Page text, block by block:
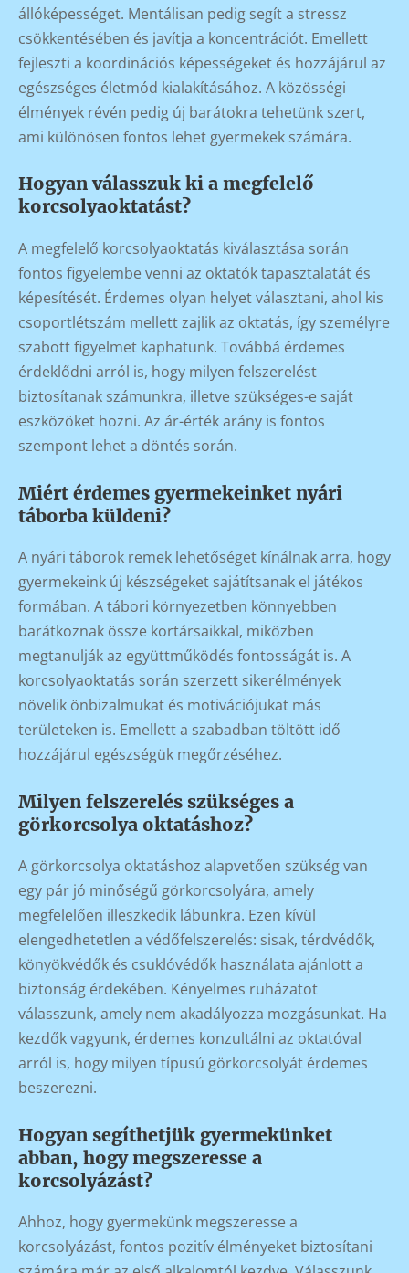
állóképességet. Mentálisan pedig segít a stressz
csökkentésében és javítja a koncentrációt. Emellett
fejleszti a koordinációs képességeket és hozzájárul az
egészséges életmód kialakításához. A közösségi
élmények révén pedig új barátokra tehetünk szert,
ami különösen fontos lehet gyermekek számára.
Hogyan válasszuk ki a megfelelő
korcsolyaoktatást?
A megfelelő korcsolyaoktatás kiválasztása során
fontos figyelembe venni az oktatók tapasztalatát és
képesítését. Érdemes olyan helyet választani, ahol kis
csoportlétszám mellett zajlik az oktatás, így személyre
szabott figyelmet kaphatunk. Továbbá érdemes
érdeklődni arról is, hogy milyen felszerelést
biztosítanak számunkra, illetve szükséges-e saját
eszközöket hozni. Az ár-érték arány is fontos
szempont lehet a döntés során.
Miért érdemes gyermekeinket nyári
táborba küldeni?
A nyári táborok remek lehetőséget kínálnak arra, hogy
gyermekeink új készségeket sajátítsanak el játékos
formában. A tábori környezetben könnyebben
barátkoznak össze kortársaikkal, miközben
megtanulják az együttműködés fontosságát is. A
korcsolyaoktatás során szerzett sikerélmények
növelik önbizalmukat és motivációjukat más
területeken is. Emellett a szabadban töltött idő
hozzájárul egészségük megőrzéséhez.
Milyen felszerelés szükséges a
görkorcsolya oktatáshoz?
A görkorcsolya oktatáshoz alapvetően szükség van
egy pár jó minőségű görkorcsolyára, amely
megfelelően illeszkedik lábunkra. Ezen kívül
elengedhetetlen a védőfelszerelés: sisak, térdvédők,
könyökvédők és csuklóvédők használata ajánlott a
biztonság érdekében. Kényelmes ruházatot
válasszunk, amely nem akadályozza mozgásunkat. Ha
kezdők vagyunk, érdemes konzultálni az oktatóval
arról is, hogy milyen típusú görkorcsolyát érdemes
beszerezni.
Hogyan segíthetjük gyermekünket
abban, hogy megszeresse a
korcsolyázást?
Ahhoz, hogy gyermekünk megszeresse a
korcsolyázást, fontos pozitív élményeket biztosítani